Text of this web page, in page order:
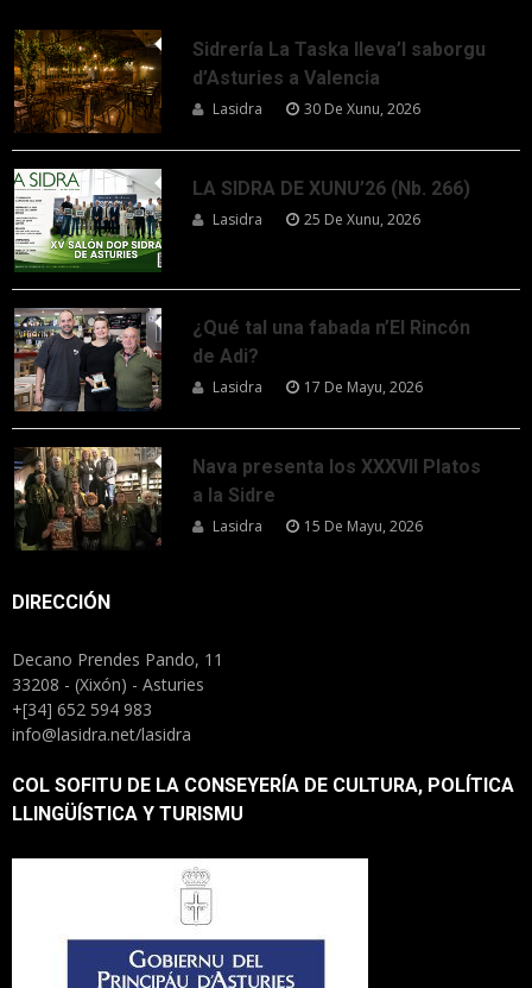
Sidrería La Taska lleva’l saborgu
d’Asturies a Valencia
Lasidra 30 De Xunu, 2026
LA SIDRA DE XUNU’26 (Nb. 266)
Lasidra 25 De Xunu, 2026
¿Qué tal una fabada n’El Rincón
de Adi?
Lasidra 17 De Mayu, 2026
Nava presenta los XXXVII Platos
a la Sidre
Lasidra 15 De Mayu, 2026
DIRECCIÓN
Decano Prendes Pando, 11
33208 - (Xixón) - Asturies
+[34] 652 594 983
info@lasidra.net/lasidra
COL SOFITU DE LA CONSEYERÍA DE CULTURA, POLÍTICA
LLINGÜÍSTICA Y TURISMU